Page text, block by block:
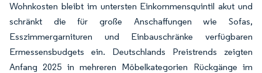
Wohnkosten bleibt im untersten Einkommensquintil akut und
schränkt die für große Anschaffungen wie Sofas,
Esszimmergarnituren und Einbauschränke verfügbaren
Ermessensbudgets ein. Deutschlands Preistrends zeigten
Anfang 2025 in mehreren Möbelkategorien Rückgänge im